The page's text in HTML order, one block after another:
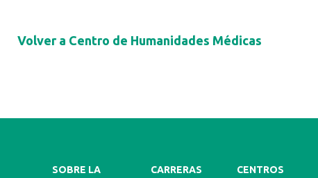
Volver a Centro de Humanidades Médicas
SOBRE LA
CARRERAS
CENTROS